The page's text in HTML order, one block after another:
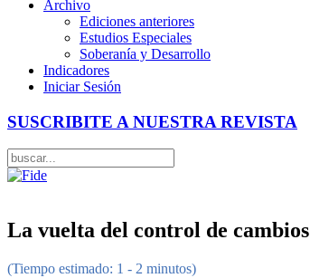
Archivo
Ediciones anteriores
Estudios Especiales
Soberanía y Desarrollo
Indicadores
Iniciar Sesión
SUSCRIBITE A NUESTRA REVISTA
La vuelta del control de cambios
(Tiempo estimado: 1 - 2 minutos)